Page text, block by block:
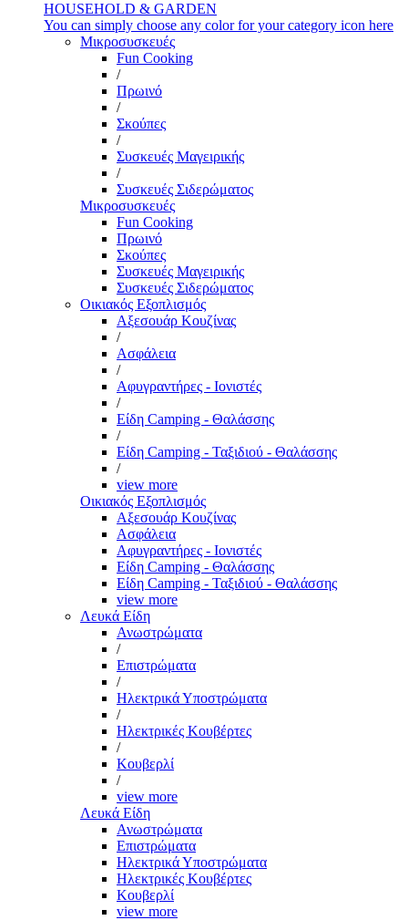
HOUSEHOLD & GARDEN
You can simply choose any color for your category icon here
Μικροσυσκευές
Fun Cooking
/
Πρωινό
/
Σκούπες
/
Συσκευές Μαγειρικής
/
Συσκευές Σιδερώματος
Μικροσυσκευές
Fun Cooking
Πρωινό
Σκούπες
Συσκευές Μαγειρικής
Συσκευές Σιδερώματος
Οικιακός Εξοπλισμός
Αξεσουάρ Κουζίνας
/
Ασφάλεια
/
Αφυγραντήρες - Ιονιστές
/
Είδη Camping - Θαλάσσης
/
Είδη Camping - Ταξιδιού - Θαλάσσης
/
view more
Οικιακός Εξοπλισμός
Αξεσουάρ Κουζίνας
Ασφάλεια
Αφυγραντήρες - Ιονιστές
Είδη Camping - Θαλάσσης
Είδη Camping - Ταξιδιού - Θαλάσσης
view more
Λευκά Είδη
Ανωστρώματα
/
Επιστρώματα
/
Ηλεκτρικά Υποστρώματα
/
Ηλεκτρικές Κουβέρτες
/
Κουβερλί
/
view more
Λευκά Είδη
Ανωστρώματα
Επιστρώματα
Ηλεκτρικά Υποστρώματα
Ηλεκτρικές Κουβέρτες
Κουβερλί
view more